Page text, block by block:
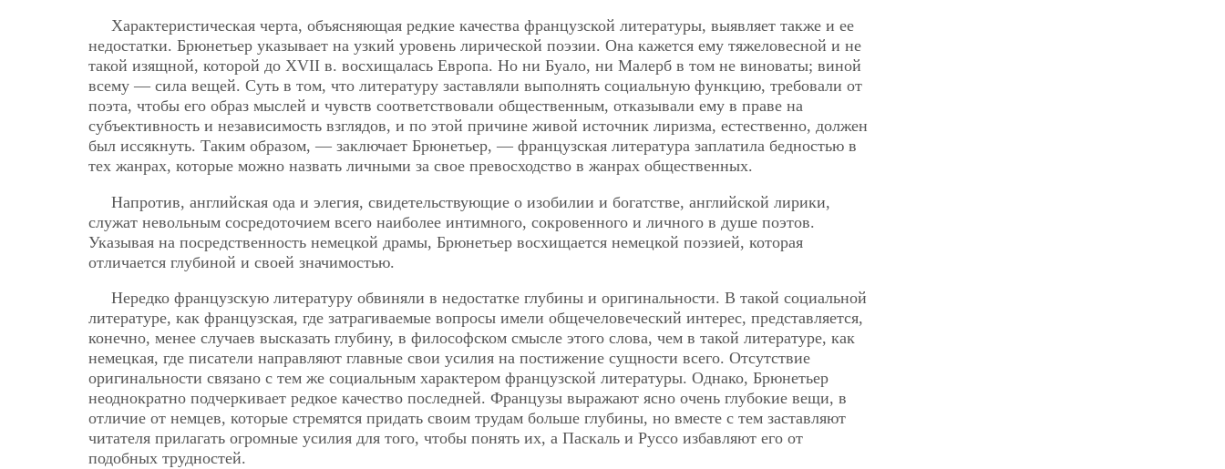
Характеристическая черта, объясняющая редкие качества французской литературы, выявляет также и ее
недостатки. Брюнетьер указывает на узкий уровень лирической поэзии. Она кажется ему тяжеловесной и не
такой изящной, которой до XVII в. восхищалась Европа. Но ни Буало, ни Малерб в том не виноваты; виной
всему — сила вещей. Суть в том, что литературу заставляли выполнять социальную функцию, требовали от
поэта, чтобы его образ мыслей и чувств соответствовали общественным, отказывали ему в праве на
субъективность и независимость взглядов, и по этой причине живой источник лиризма, естественно, должен
был иссякнуть. Таким образом, — заключает Брюнетьер, — французская литература заплатила бедностью в
тех жанрах, которые можно назвать личными за свое превосходство в жанрах общественных.
Напротив, английская ода и элегия, свидетельствующие о изобилии и богатстве, английской лирики,
служат невольным сосредоточием всего наиболее интимного, сокровенного и личного в душе поэтов.
Указывая на посредственность немецкой драмы, Брюнетьер восхищается немецкой поэзией, которая
отличается глубиной и своей значимостью.
Нередко французскую литературу обвиняли в недостатке глубины и оригинальности. В такой социальной
литературе, как французская, где затрагиваемые вопросы имели общечеловеческий интерес, представляется,
конечно, менее случаев высказать глубину, в философском смысле этого слова, чем в такой литературе, как
немецкая, где писатели направляют главные свои усилия на постижение сущности всего. Отсутствие
оригинальности связано с тем же социальным характером французской литературы. Однако, Брюнетьер
неоднократно подчеркивает редкое качество последней. Французы выражают ясно очень глубокие вещи, в
отличие от немцев, которые стремятся придать своим трудам больше глубины, но вместе с тем заставляют
читателя прилагать огромные усилия для того, чтобы понять их, а Паскаль и Руссо избавляют его от
подобных трудностей.